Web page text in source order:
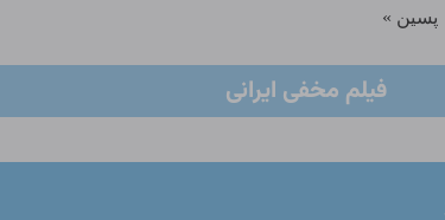
پسین »
فیلم مخفی ایرانی